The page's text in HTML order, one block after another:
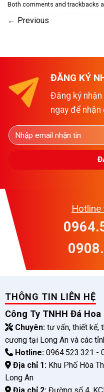
Both comments and trackbacks
← Previous
ĐĂNG KÝ
Đăng ký nhận
ngay để
THÔNG TIN LIÊN HỆ
Công Ty TNHH Đá
Chuyên:tư vấn, thiết kế,
cương tại Long An và các
Hotline:0964.523.321 -
Địa chỉ 1:Khu Phố Hòa
Long An